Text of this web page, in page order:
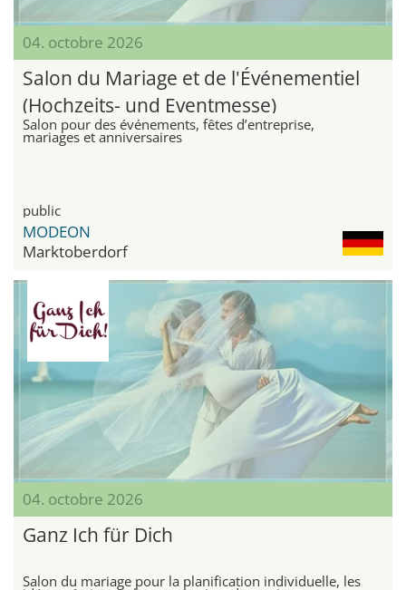
04. octobre 2026
Salon du Mariage et de l'Événementiel
(Hochzeits- und Eventmesse)
Salon pour des événements, fêtes d’entreprise,
mariages et anniversaires
public
MODEON
Marktoberdorf
04. octobre 2026
Ganz Ich für Dich
Salon du mariage pour la planification individuelle, les